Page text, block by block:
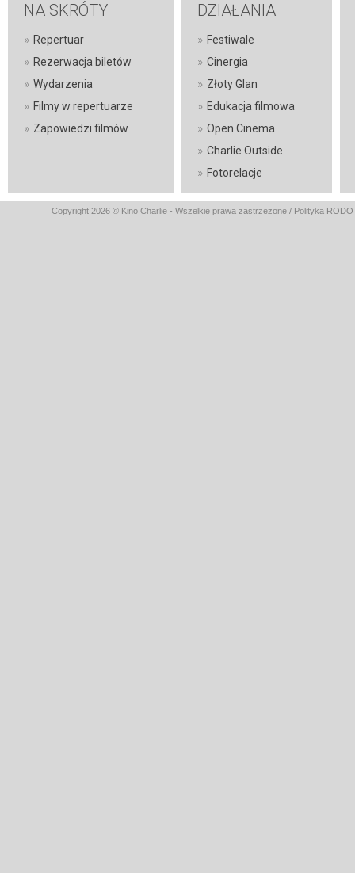
NA SKRÓTY
» Repertuar
» Rezerwacja biletów
» Wydarzenia
» Filmy w repertuarze
» Zapowiedzi filmów
DZIAŁANIA
» Festiwale
» Cinergia
» Złoty Glan
» Edukacja filmowa
» Open Cinema
» Charlie Outside
» Fotorelacje
Copyright 2026 © Kino Charlie - Wszelkie prawa zastrzeżone / Polityka RODO